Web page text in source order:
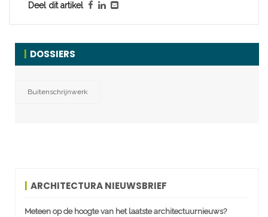
Deel dit artikel
DOSSIERS
Buitenschrijnwerk
ARCHITECTURA NIEUWSBRIEF
Meteen op de hoogte van het laatste architectuurnieuws?